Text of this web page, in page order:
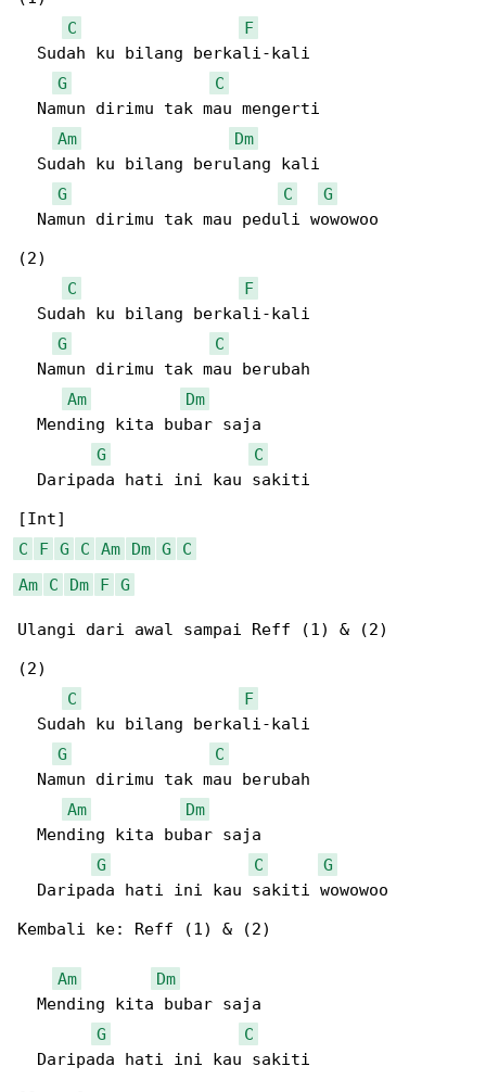
C
F
Sudah ku bilang berkali-kali
G
C
Namun dirimu tak mau mengerti
Am
Dm
Sudah ku bilang berulang kali
G
C
G
Namun dirimu tak mau peduli wowowoo
(2)
C
F
Sudah ku bilang berkali-kali
G
C
Namun dirimu tak mau berubah
Am
Dm
Mending kita bubar saja
G
C
Daripada hati ini kau sakiti
C
F G C Am Dm G
C
Am
C Dm F G
Ulangi dari awal sampai Reff (1) & (2)
(2)
C
F
Sudah ku bilang berkali-kali
G
C
Namun dirimu tak mau berubah
Am
Dm
Mending kita bubar saja
G
C
G
Daripada hati ini kau sakiti wowowoo
Kembali ke: Reff (1) & (2)
Am
Dm
Mending kita bubar saja
G
C
Daripada hati ini kau sakiti